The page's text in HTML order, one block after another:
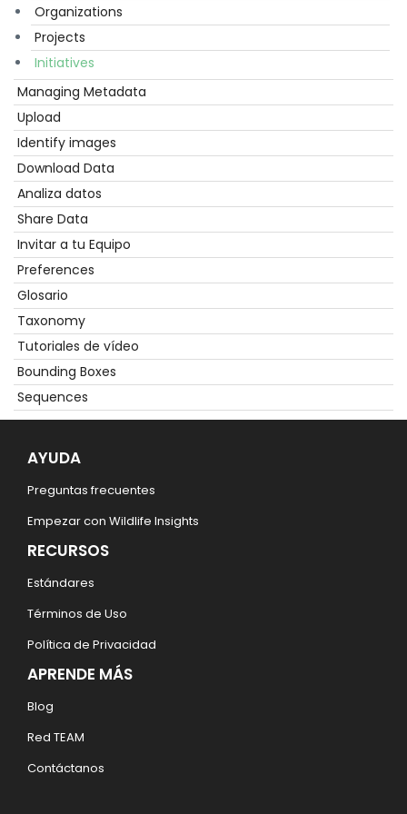
Organizations
Projects
Initiatives
Managing Metadata
Upload
Identify images
Download Data
Analiza datos
Share Data
Invitar a tu Equipo
Preferences
Glosario
Taxonomy
Tutoriales de vídeo
Bounding Boxes
Sequences
AYUDA
Preguntas frecuentes
Empezar con Wildlife Insights
RECURSOS
Estándares
Términos de Uso
Política de Privacidad
APRENDE MÁS
Blog
Red TEAM
Contáctanos